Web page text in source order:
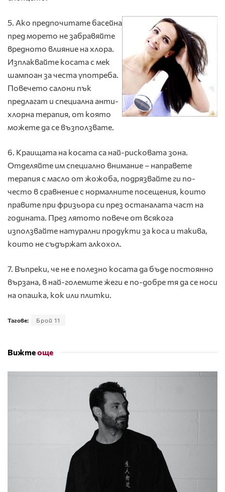
5. Ако предпочитате басейна
пред морето не забравяйте
вредното влияние на хлора.
Изплаквайте косата с мек
шампоан за честа употреба.
Повечето салони пък
предлагат и специална анти-
хлорна терапия, от която
можете да се възползвате.
6. Краищата на косата са най-рисковата зона.
Отделяйте им специално внимание – направете
терапия с масло от жожоба, подрязвайте ги по-
често в сравнение с нормалните посещения, които
правите при фризьора си през останалата част на
годината. През лятото повече от всякога
използвайте натурални продукти за коса и такива,
които не съдържат алкохол.
7. Въпреки, че не е полезно косата да бъде постоянно
вързана, в най-големите жеги е по-добре тя да се носи
на опашка, кок или плитки.
Тагове: Брой 11
Вижтеоще